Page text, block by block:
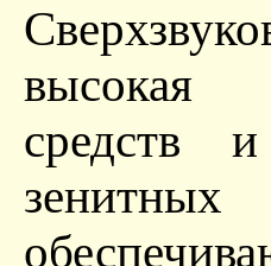
высокая
средств